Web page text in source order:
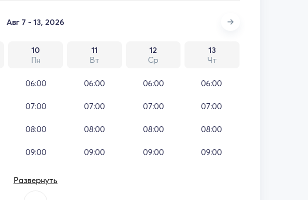
Авг 7 - 13, 2026
10
Пн
11
Вт
12
Ср
13
Чт
06:00
07:00
08:00
09:00
06:00
07:00
08:00
09:00
06:00
07:00
08:00
09:00
06:00
07:00
08:00
09:00
Развернуть